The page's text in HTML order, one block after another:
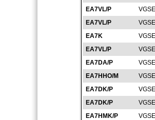
EA7VL/P
EA7VL/P
EA7K
EA7VL/P
EA7DA/P
EA7HHO/M
EA7DK/P
EA7DK/P
EA7HMK/P